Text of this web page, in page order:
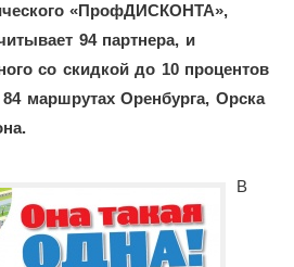
«ПрофДИСКОНТА»,
94 партнера, и
со скидкой до 10 процентов
маршрутах Оренбурга, Орска
В